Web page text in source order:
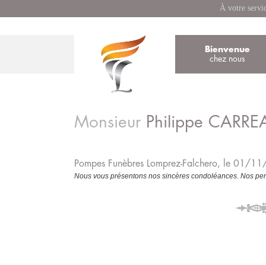
À votre
Bienvenue
chez nous
Monsieur Philippe
Pompes Funèbres Lomprez-Falchero, le 01/
Nous vous présentons nos sincères condoléances. Nos